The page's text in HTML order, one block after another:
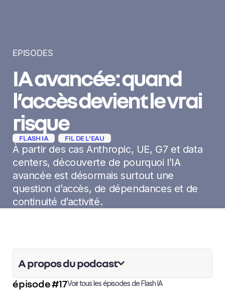
EPISODES
IA avancée : quand
l’accès devient le vrai
risque
FLASH IA FIL DE L'EAU
À partir des cas Anthropic, UE, G7 et data
centers, découverte de pourquoi l’IA
avancée est désormais surtout une
question d’accès, de dépendances et de
continuité d’activité.
A propos du podcast
épisode #17Voir tous les épisodes deFlash IA